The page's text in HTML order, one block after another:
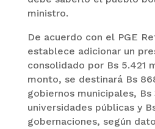
ministro.
De acuerdo con el PGE
establece adicionar un
consolidado por Bs 5.421
monto, se destinará Bs
gobiernos municipales,
universidades públicas y
gobernaciones, según